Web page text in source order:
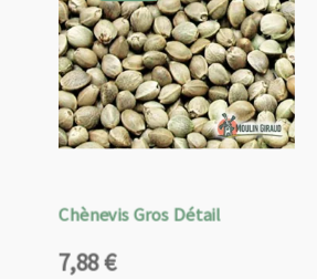
Chènevis Gros Détail
7,88€